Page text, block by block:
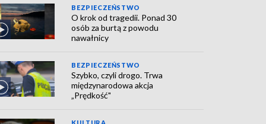
BEZPIECZEŃSTWO
O krok od tragedii. Ponad 30
osób za burtą z powodu
nawałnicy
BEZPIECZEŃSTWO
Szybko, czyli drogo. Trwa
międzynarodowa akcja
„Prędkość"